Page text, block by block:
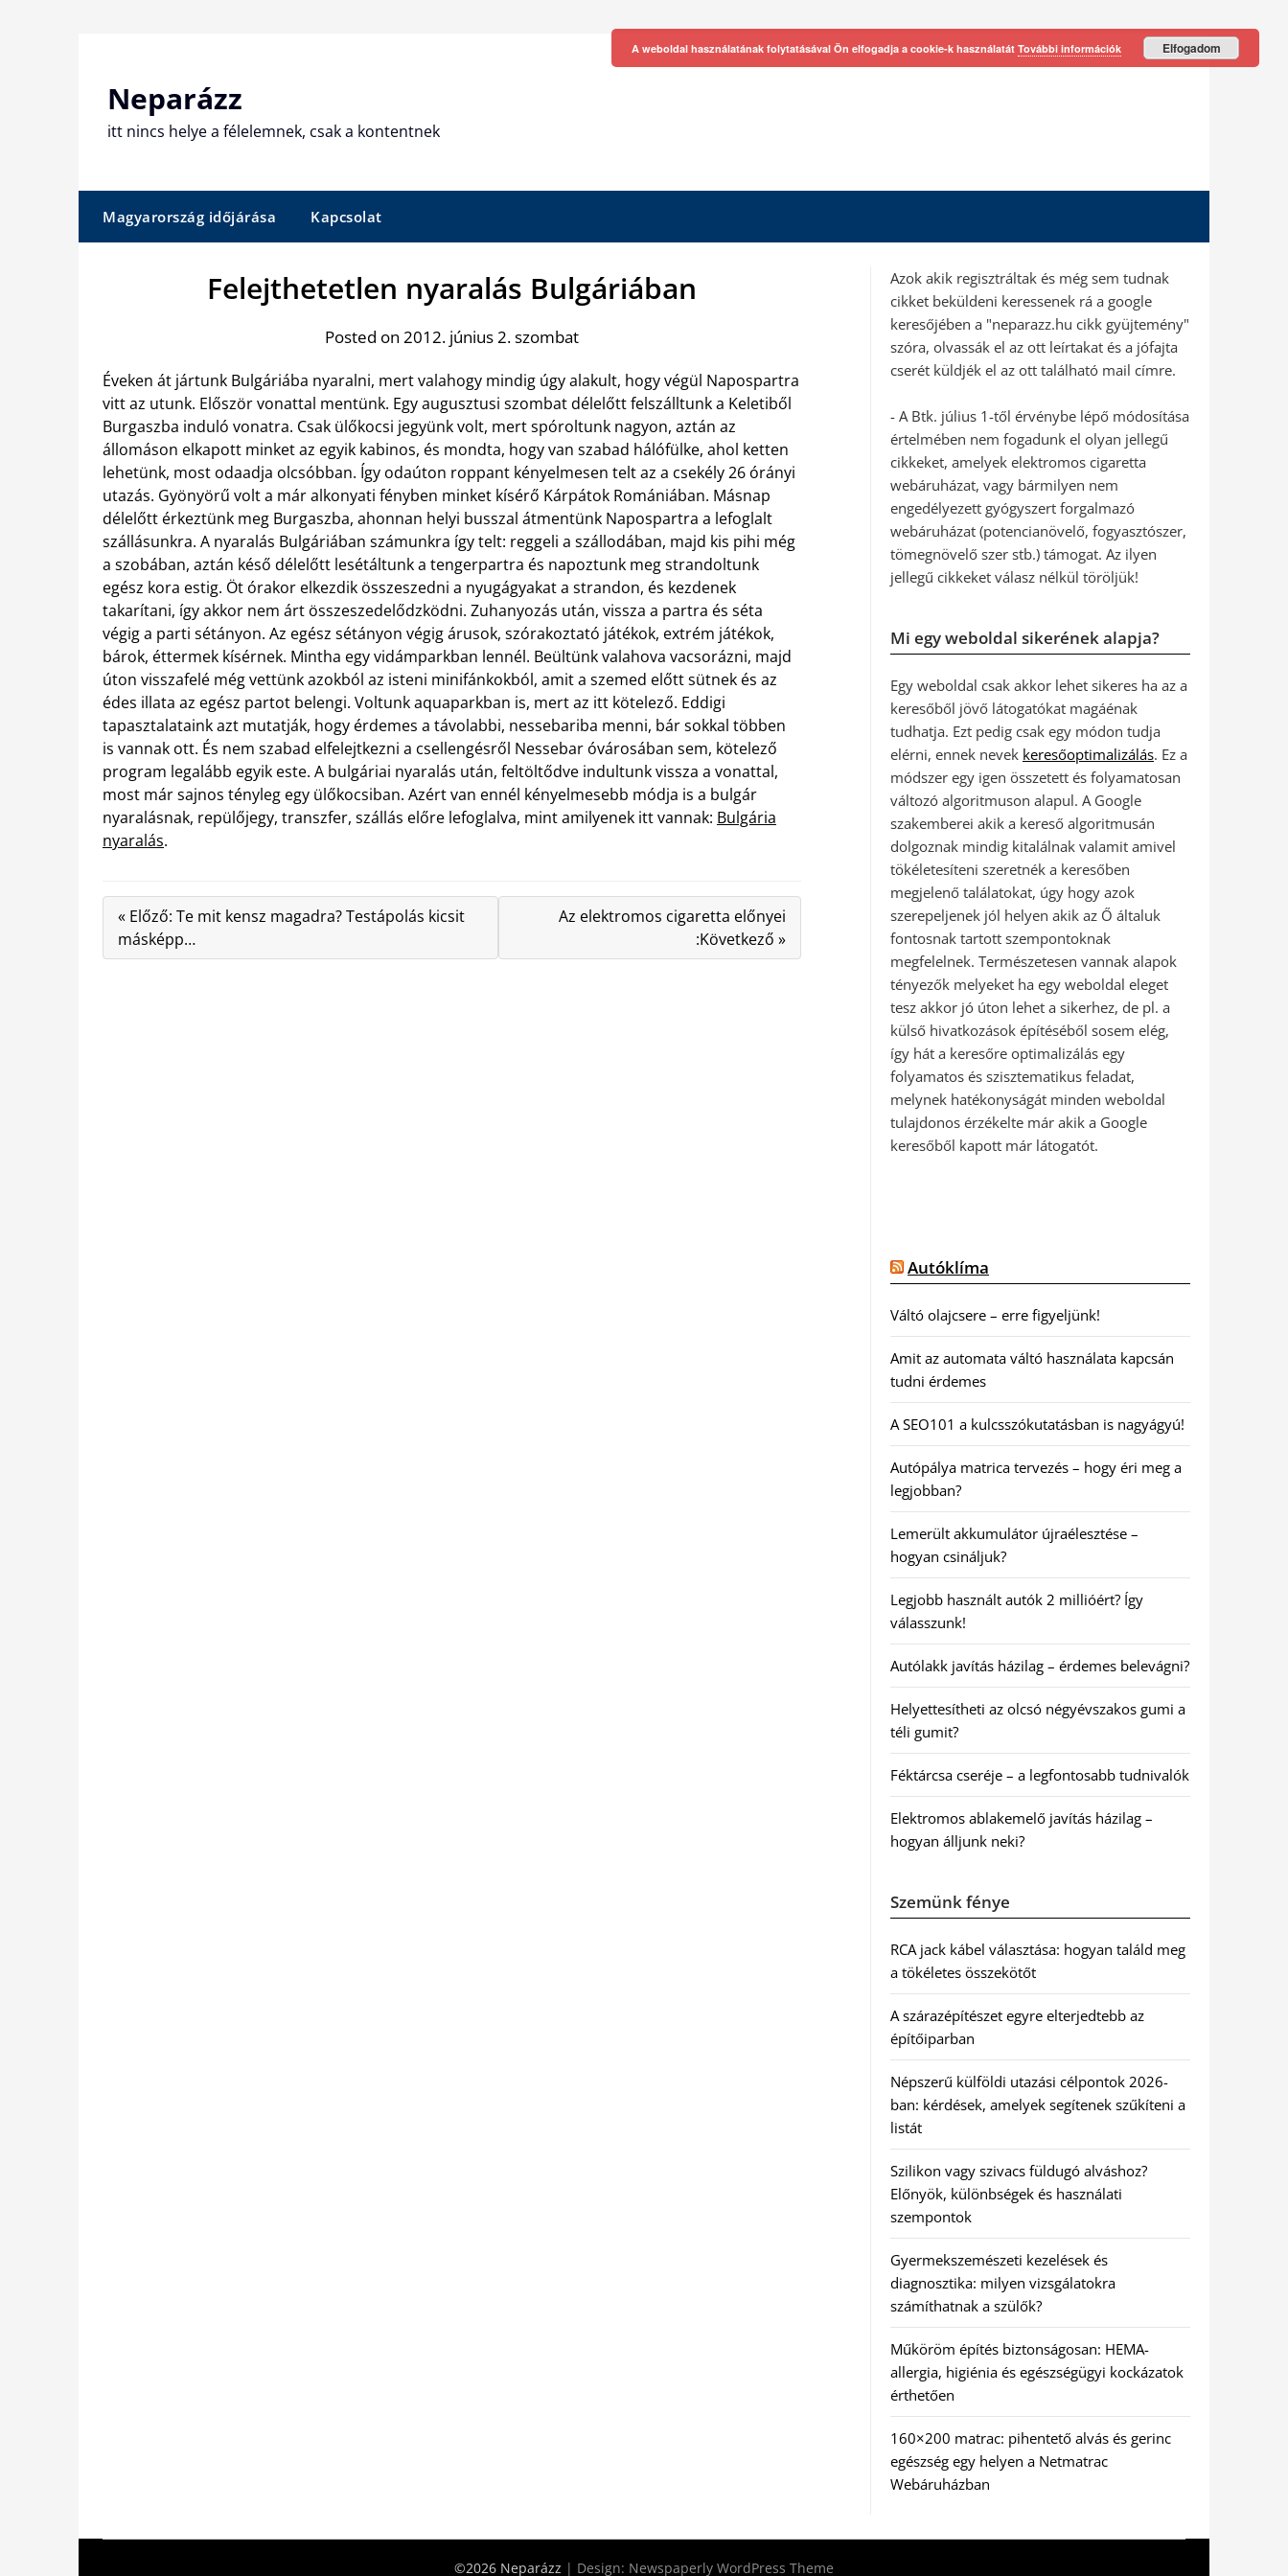
Neparázz
itt nincs helye a félelemnek, csak a kontentnek
Magyarország időjárása Kapcsolat
Felejthetetlen nyaralás Bulgáriában
Posted on 2012. június 2. szombat
Éveken át jártunk Bulgáriába nyaralni, mert valahogy mindig úgy alakult, hogy végül Napospartra
vitt az utunk. Először vonattal mentünk. Egy augusztusi szombat délelőtt felszálltunk a Keletiből
Burgaszba induló vonatra. Csak ülőkocsi jegyünk volt, mert spóroltunk nagyon, aztán az
állomáson elkapott minket az egyik kabinos, és mondta, hogy van szabad hálófülke, ahol ketten
lehetünk, most odaadja olcsóbban. Így odaúton roppant kényelmesen telt az a csekély 26 órányi
utazás. Gyönyörű volt a már alkonyati fényben minket kísérő Kárpátok Romániában. Másnap
délelőtt érkeztünk meg Burgaszba, ahonnan helyi busszal átmentünk Napospartra a lefoglalt
szállásunkra. A nyaralás Bulgáriában számunkra így telt: reggeli a szállodában, majd kis pihi még
a szobában, aztán késő délelőtt lesétáltunk a tengerpartra és napoztunk meg strandoltunk
egész kora estig. Öt órakor elkezdik összeszedni a nyugágyakat a strandon, és kezdenek
takarítani, így akkor nem árt összeszedelődzködni. Zuhanyozás után, vissza a partra és séta
végig a parti sétányon. Az egész sétányon végig árusok, szórakoztató játékok, extrém játékok,
bárok, éttermek kísérnek. Mintha egy vidámparkban lennél. Beültünk valahova vacsorázni, majd
úton visszafelé még vettünk azokból az isteni minifánkokból, amit a szemed előtt sütnek és az
édes illata az egész partot belengi. Voltunk aquaparkban is, mert az itt kötelező. Eddigi
tapasztalataink azt mutatják, hogy érdemes a távolabbi, nessebariba menni, bár sokkal többen
is vannak ott. És nem szabad elfelejtkezni a csellengésről Nessebar óvárosában sem, kötelező
program legalább egyik este. A bulgáriai nyaralás után, feltöltődve indultunk vissza a vonattal,
most már sajnos tényleg egy ülőkocsiban. Azért van ennél kényelmesebb módja is a bulgár
nyaralásnak, repülőjegy, transzfer, szállás előre lefoglalva, mint amilyenek itt vannak: Bulgária
nyaralás.
« Előző: Te mit kensz magadra? Testápolás kicsit
másképp…
Az elektromos cigaretta előnyei
:Következő »
Azok akik regisztráltak és még sem tudnak
cikket beküldeni keressenek rá a google
keresőjében a "neparazz.hu cikk gyüjtemény"
szóra, olvassák el az ott leírtakat és a jófajta
cserét küldjék el az ott található mail címre.
- A Btk. július 1-től érvénybe lépő módosítása
értelmében nem fogadunk el olyan jellegű
cikkeket, amelyek elektromos cigaretta
webáruházat, vagy bármilyen nem
engedélyezett gyógyszert forgalmazó
webáruházat (potencianövelő, fogyasztószer,
tömegnövelő szer stb.) támogat. Az ilyen
jellegű cikkeket válasz nélkül töröljük!
Mi egy weboldal sikerének alapja?
Egy weboldal csak akkor lehet sikeres ha az a
keresőből jövő látogatókat magáénak
tudhatja. Ezt pedig csak egy módon tudja
elérni, ennek nevek keresőoptimalizálás. Ez a
módszer egy igen összetett és folyamatosan
változó algoritmuson alapul. A Google
szakemberei akik a kereső algoritmusán
dolgoznak mindig kitalálnak valamit amivel
tökéletesíteni szeretnék a keresőben
megjelenő találatokat, úgy hogy azok
szerepeljenek jól helyen akik az Ő általuk
fontosnak tartott szempontoknak
megfelelnek. Természetesen vannak alapok
tényezők melyeket ha egy weboldal eleget
tesz akkor jó úton lehet a sikerhez, de pl. a
külső hivatkozások építéséből sosem elég,
így hát a keresőre optimalizálás egy
folyamatos és szisztematikus feladat,
melynek hatékonyságát minden weboldal
tulajdonos érzékelte már akik a Google
keresőből kapott már látogatót.
Autóklíma
Váltó olajcsere – erre figyeljünk!
Amit az automata váltó használata kapcsán
tudni érdemes
A SEO101 a kulcsszókutatásban is nagyágyú!
Autópálya matrica tervezés – hogy éri meg a
legjobban?
Lemerült akkumulátor újraélesztése –
hogyan csináljuk?
Legjobb használt autók 2 millióért? Így
válasszunk!
Autólakk javítás házilag – érdemes belevágni?
Helyettesítheti az olcsó négyévszakos gumi a
téli gumit?
Féktárcsa cseréje – a legfontosabb tudnivalók
Elektromos ablakemelő javítás házilag –
hogyan álljunk neki?
Szemünk fénye
RCA jack kábel választása: hogyan találd meg
a tökéletes összekötőt
A szárazépítészet egyre elterjedtebb az
építőiparban
Népszerű külföldi utazási célpontok 2026-
ban: kérdések, amelyek segítenek szűkíteni a
listát
Szilikon vagy szivacs füldugó alváshoz?
Előnyök, különbségek és használati
szempontok
Gyermekszemészeti kezelések és
diagnosztika: milyen vizsgálatokra
számíthatnak a szülők?
Műköröm építés biztonságosan: HEMA-
allergia, higiénia és egészségügyi kockázatok
érthetően
160×200 matrac: pihentető alvás és gerinc
egészség egy helyen a Netmatrac
Webáruházban
©2026 Neparázz | Design: Newspaperly WordPress Theme
A weboldal használatának folytatásával Ön elfogadja a cookie-k használatát További információk Elfogadom